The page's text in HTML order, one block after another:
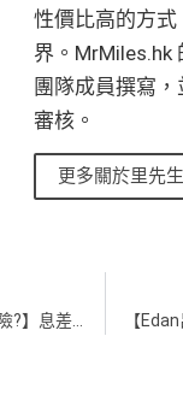
性價比高的方
界。MrMiles.hk
團隊成員撰寫
審核。
更多關於里先生
【美金定期風險?】息差3%做美元定期好唔好? 看3大因素比較美元定期 vs 港元定期 USD存款高2-3%應該轉美金